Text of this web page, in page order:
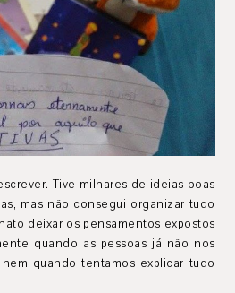
Tive milhares de ideias boas
mas não consegui organizar tudo
deixar os pensamentos expostos
quando as pessoas já não nos
quando tentamos explicar tudo